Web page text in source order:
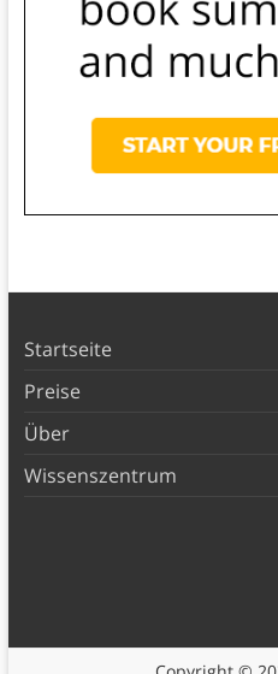
Startseite
Preise
Über
Wissenszentrum